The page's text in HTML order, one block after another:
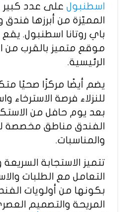
اسطنبول على عدد كبير
المميّزة من أبرزها
باي روتانا اسطنبول.
موقع متميز بالقرب من
الرئيسية.
يضم أيضًا مركزًا صحيًا
للنزلاء فرصة الاسترخاء
بعد يوم حافل من
الفندق مناطق مخصصة
والمناسبات.
تتميز الاستجابة
التعامل مع الطلبات
بكونها من أولويات
المريحة والتصميم